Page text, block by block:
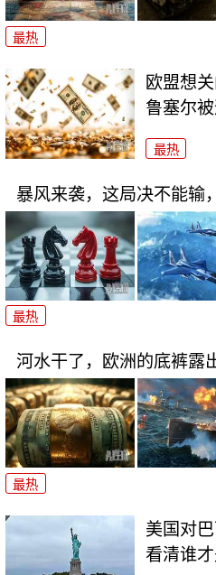
最热
欧盟想
鲁塞尔
最热
暴风来袭，这局决不能输
最热
河水干了，欧洲的底裤露
最热
美国对
看清谁